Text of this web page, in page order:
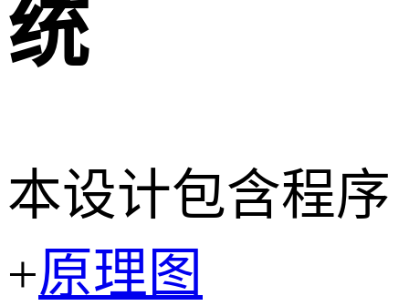
统
本设计包含程序
+原理图